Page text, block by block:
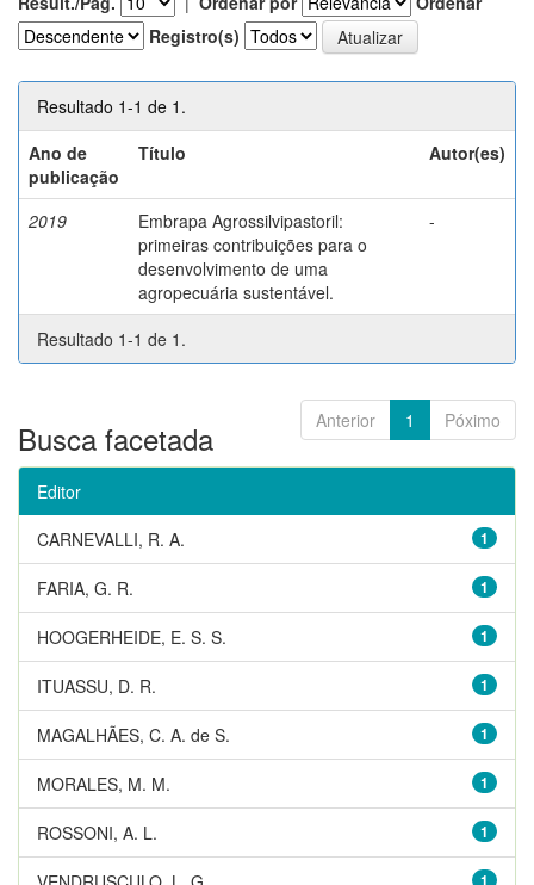
Registro(s)
Resultado 1-1 de 1.
Ano de
publicação
Título Autor(es)
2019
Embrapa Agrossilvipastoril:
primeiras contribuições para o
desenvolvimento de uma
agropecuária sustentável.
-
Resultado 1-1 de 1.
Anterior 1 Póximo
Busca facetada
Editor
1
CARNEVALLI, R. A.
1
FARIA, G. R.
1
HOOGERHEIDE, E. S. S.
1
ITUASSU, D. R.
1
MAGALHÃES, C. A. de S.
1
MORALES, M. M.
1
ROSSONI, A. L.
1